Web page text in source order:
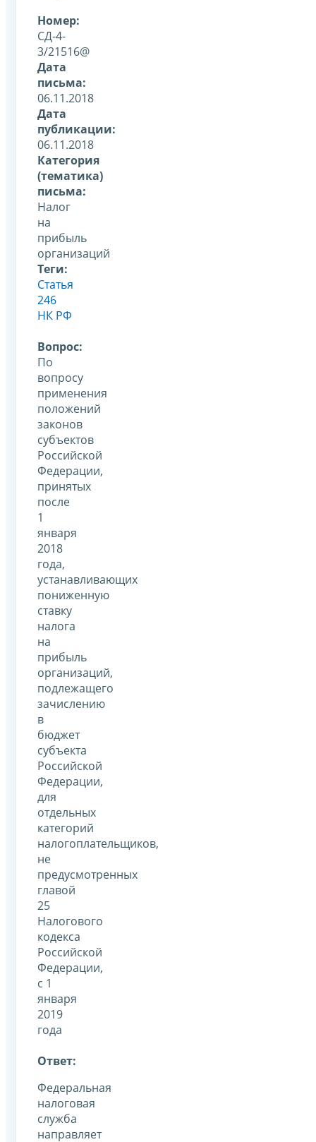
Номер:
СД-4-
3/21516@
Дата
письма:
06.11.2018
Дата
публикации:
06.11.2018
Категория
(тематика)
письма:
Налог
на
прибыль
организаций
Теги:
Статья
246
НК РФ
Вопрос:
По
вопросу
применения
положений
законов
субъектов
Российской
Федерации,
принятых
после
1
января
2018
года,
устанавливающих
пониженную
ставку
налога
на
прибыль
организаций,
подлежащего
зачислению
в
бюджет
субъекта
Российской
Федерации,
для
отдельных
категорий
налогоплательщиков,
не
предусмотренных
главой
25
Налогового
кодекса
Российской
Федерации,
с 1
января
2019
года
Ответ:
Федеральная
налоговая
служба
направляет